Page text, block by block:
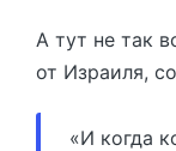
А тут не так
от Израиля,
«И когда